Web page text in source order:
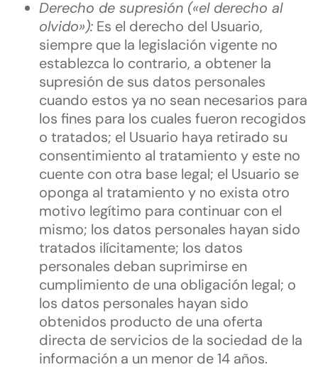
Derecho de supresión («el derecho al
olvido»): Es el derecho del Usuario,
siempre que la legislación vigente no
establezca lo contrario, a obtener la
supresión de sus datos personales
cuando estos ya no sean necesarios para
los fines para los cuales fueron recogidos
o tratados; el Usuario haya retirado su
consentimiento al tratamiento y este no
cuente con otra base legal; el Usuario se
oponga al tratamiento y no exista otro
motivo legítimo para continuar con el
mismo; los datos personales hayan sido
tratados ilícitamente; los datos
personales deban suprimirse en
cumplimiento de una obligación legal; o
los datos personales hayan sido
obtenidos producto de una oferta
directa de servicios de la sociedad de la
información a un menor de 14 años.